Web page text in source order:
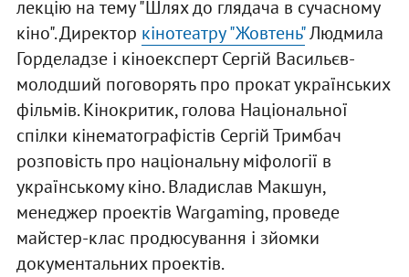
лекцію на тему "Шлях до глядача в сучасному
кіно". Директор кінотеатру "Жовтень"Людмила
Горделадзе і кіноексперт Сергій Васильєв-
молодший поговорять про прокат українських
фільмів. Кінокритик, голова Національної
спілки кінематографістів Сергій Тримбач
розповість про національну міфології в
українському кіно. Владислав Макшун,
менеджер проектів Wargaming, проведе
майстер-клас продюсування і зйомки
документальних проектів.